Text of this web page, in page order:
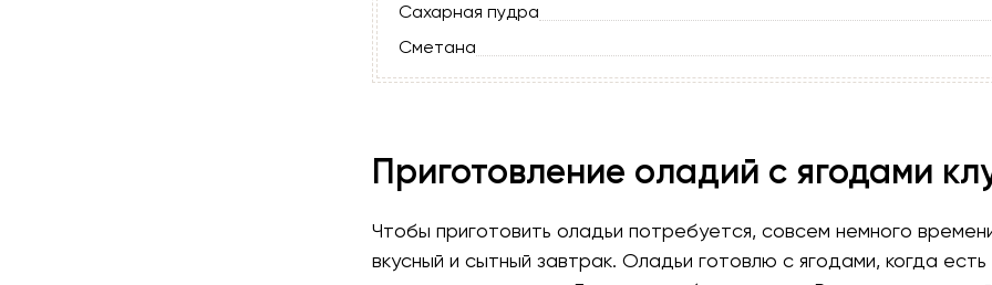
Сахарная пудра
Сметана
Приготовление оладий с ягодами
Чтобы приготовить оладьи потребуется, совсем немного
вкусный и сытный завтрак. Оладьи готовлю с ягодами, когда